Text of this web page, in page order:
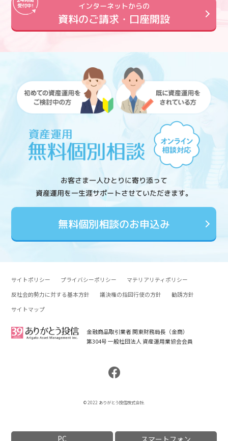
インターネットからの
資料のご請求・口座開設
お客さま一人ひとりに寄り添って
資産運用を一生涯サポートさせていただきます。
無料個別相談のお申込み
サイトポリシー プライバシーポリシー
マテリアリティポリシー
反社会的勢力に対する基本方針
議決権の指図行使の方針
勧誘方針
サイトマップ
金融商品取引業者 関東財務局長（金商）
第304号 一般社団法人 資産運用業協会会員
© 2022 ありがとう投信株式会社.
PC